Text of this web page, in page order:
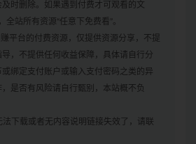
时删除。如果遇到付费才可观看的文
全站所有资源“任意下免费看”。
平台的付费资源，仅提供资源分享，不提
，不提供任何收益保障，具体请自行分
绑定支付账户或输入支付密码之类的异
是否有风险请自行甄别，本站概不负
法下载或者无内容说明链接失效了，请联